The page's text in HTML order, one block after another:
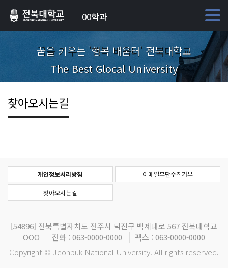
00학과
꿈을 키우는 '행복 배움터' 전북대학교
The Best Glocal University
찾아오시는길
개인정보처리방침 이메일무단수집거부
찾아오시는길
[54896] 전북특별자치도 전주시 덕진구 백제대로 567 전북대학교
OOO
전화 : 063-0000-0000
팩스 : 063-0000-0000
Copyright © Jeonbuk National University. All rights reserved.